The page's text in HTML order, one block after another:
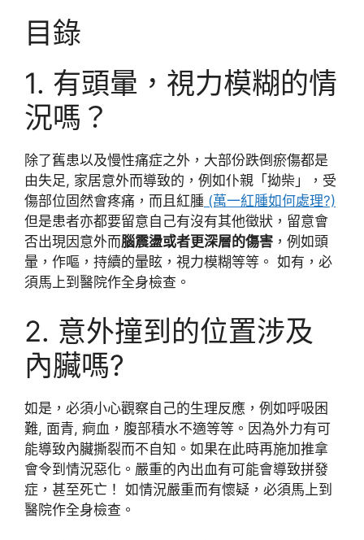
目錄
1. 有頭暈，視力模糊的情
況嗎？
除了舊患以及慢性痛症之外，大部份跌倒瘀傷都是
由失足, 家居意外而導致的，例如仆親「拗柴」，受
傷部位固然會疼痛，而且紅腫 (萬一紅腫如何處理?)
但是患者亦都要留意自己有沒有其他徵狀，留意會
否出現因意外而腦震盪或者更深層的傷害 ，例如頭
暈，作嘔，持續的暈眩，視力模糊等等。 如有，必
須馬上到醫院作全身檢查。
2. 意外撞到的位置涉及
內臟嗎?
如是，必須小心觀察自己的生理反應，例如呼吸困
難, 面青, 痾血，腹部積水不適等等。因為外力有可
能導致內臟撕裂而不自知。如果在此時再施加推拿
會令到情況惡化。嚴重的內出血有可能會導致拼發
症，甚至死亡！ 如情況嚴重而有懷疑，必須馬上到
醫院作全身檢查。